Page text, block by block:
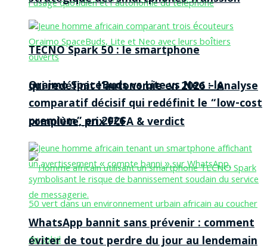
TECNO Spark 50 : le smartphone
qui redéfinit l’autonomie en 2026 – Analyse
complète, prix FCFA & verdict
Oraimo SpaceBuds vs Lite vs Neo : le
comparatif décisif qui redéfinit le “low-cost
premium” en 2026
WhatsApp bannit sans prévenir : comment
éviter de tout perdre du jour au lendemain